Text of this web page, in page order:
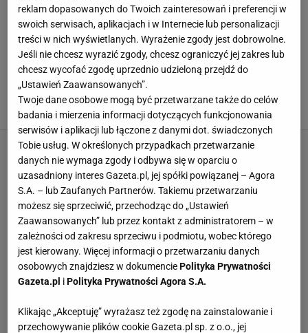
WSZYSTKIE ARTYKUŁY
Tak potraktowali polskiego mistrza. Aż pęka
serce
18 LUTEGO 2026, 06:15
reklam dopasowanych do Twoich zainteresowań i preferencji w
swoich serwisach, aplikacjach i w Internecie lub personalizacji
treści w nich wyświetlanych. Wyrażenie zgody jest dobrowolne.
Jeśli nie chcesz wyrazić zgody, chcesz ograniczyć jej zakres lub
chcesz wycofać zgodę uprzednio udzieloną przejdź do
„Ustawień Zaawansowanych”.
Twoje dane osobowe mogą być przetwarzane także do celów
badania i mierzenia informacji dotyczących funkcjonowania
serwisów i aplikacji lub łączone z danymi dot. świadczonych
Tobie usług. W określonych przypadkach przetwarzanie
danych nie wymaga zgody i odbywa się w oparciu o
uzasadniony interes Gazeta.pl, jej spółki powiązanej – Agora
S.A. – lub Zaufanych Partnerów. Takiemu przetwarzaniu
możesz się sprzeciwić, przechodząc do „Ustawień
Zaawansowanych” lub przez kontakt z administratorem – w
zależności od zakresu sprzeciwu i podmiotu, wobec którego
jest kierowany. Więcej informacji o przetwarzaniu danych
osobowych znajdziesz w dokumenciePolityka Prywatności
Gazeta.pl iPolityka Prywatności Agora S.A.
Klikając „Akceptuję” wyrażasz też zgodę na zainstalowanie i
przechowywanie plików cookie Gazeta.pl sp. z o.o., jej